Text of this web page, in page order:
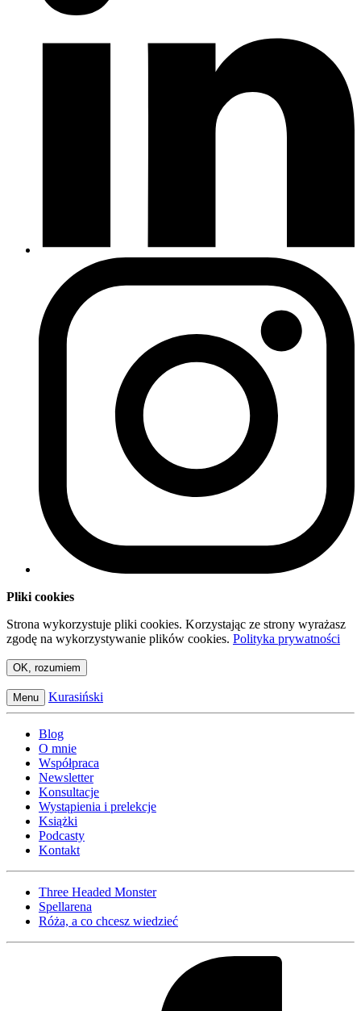
Pliki cookies
Strona wykorzystuje pliki cookies. Korzystając ze strony wyrażasz
zgodę na wykorzystywanie plików cookies. Polityka prywatności
OK, rozumiem
Menu Kurasiński
Blog
O mnie
Współpraca
Newsletter
Konsultacje
Wystąpienia i prelekcje
Książki
Podcasty
Kontakt
Three Headed Monster
Spellarena
Róża, a co chcesz wiedzieć